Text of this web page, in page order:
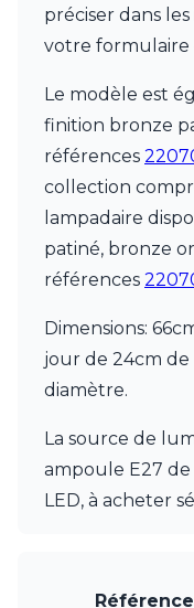
Matlight
Michael Anastassiades
Moretti Luce
Munari par Stylnove
Myo
Nautic by Tekna
Objet insolite
Original BTC
Quintiesse
RADAR
Robin
Royal Botania
Secto Design
Sedap
Terzani
Tonone
Trilum
Visual Comfort&Co.
préciser dans
votre formulaire
Le modèle est
finition bronze
références
collection
lampadaire
patiné, bronze
références
Dimensions:
jour de 24cm
diamètre.
La source de
ampoule E27
LED, à acheter